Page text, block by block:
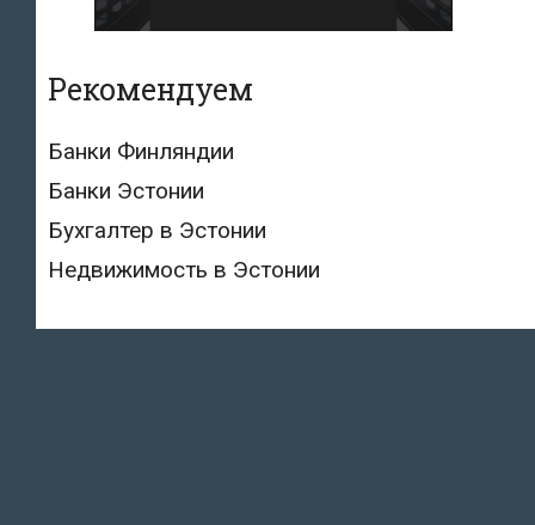
Рекомендуем
Банки Финляндии
Банки Эстонии
Бухгалтер в Эстонии
Недвижимость в Эстонии